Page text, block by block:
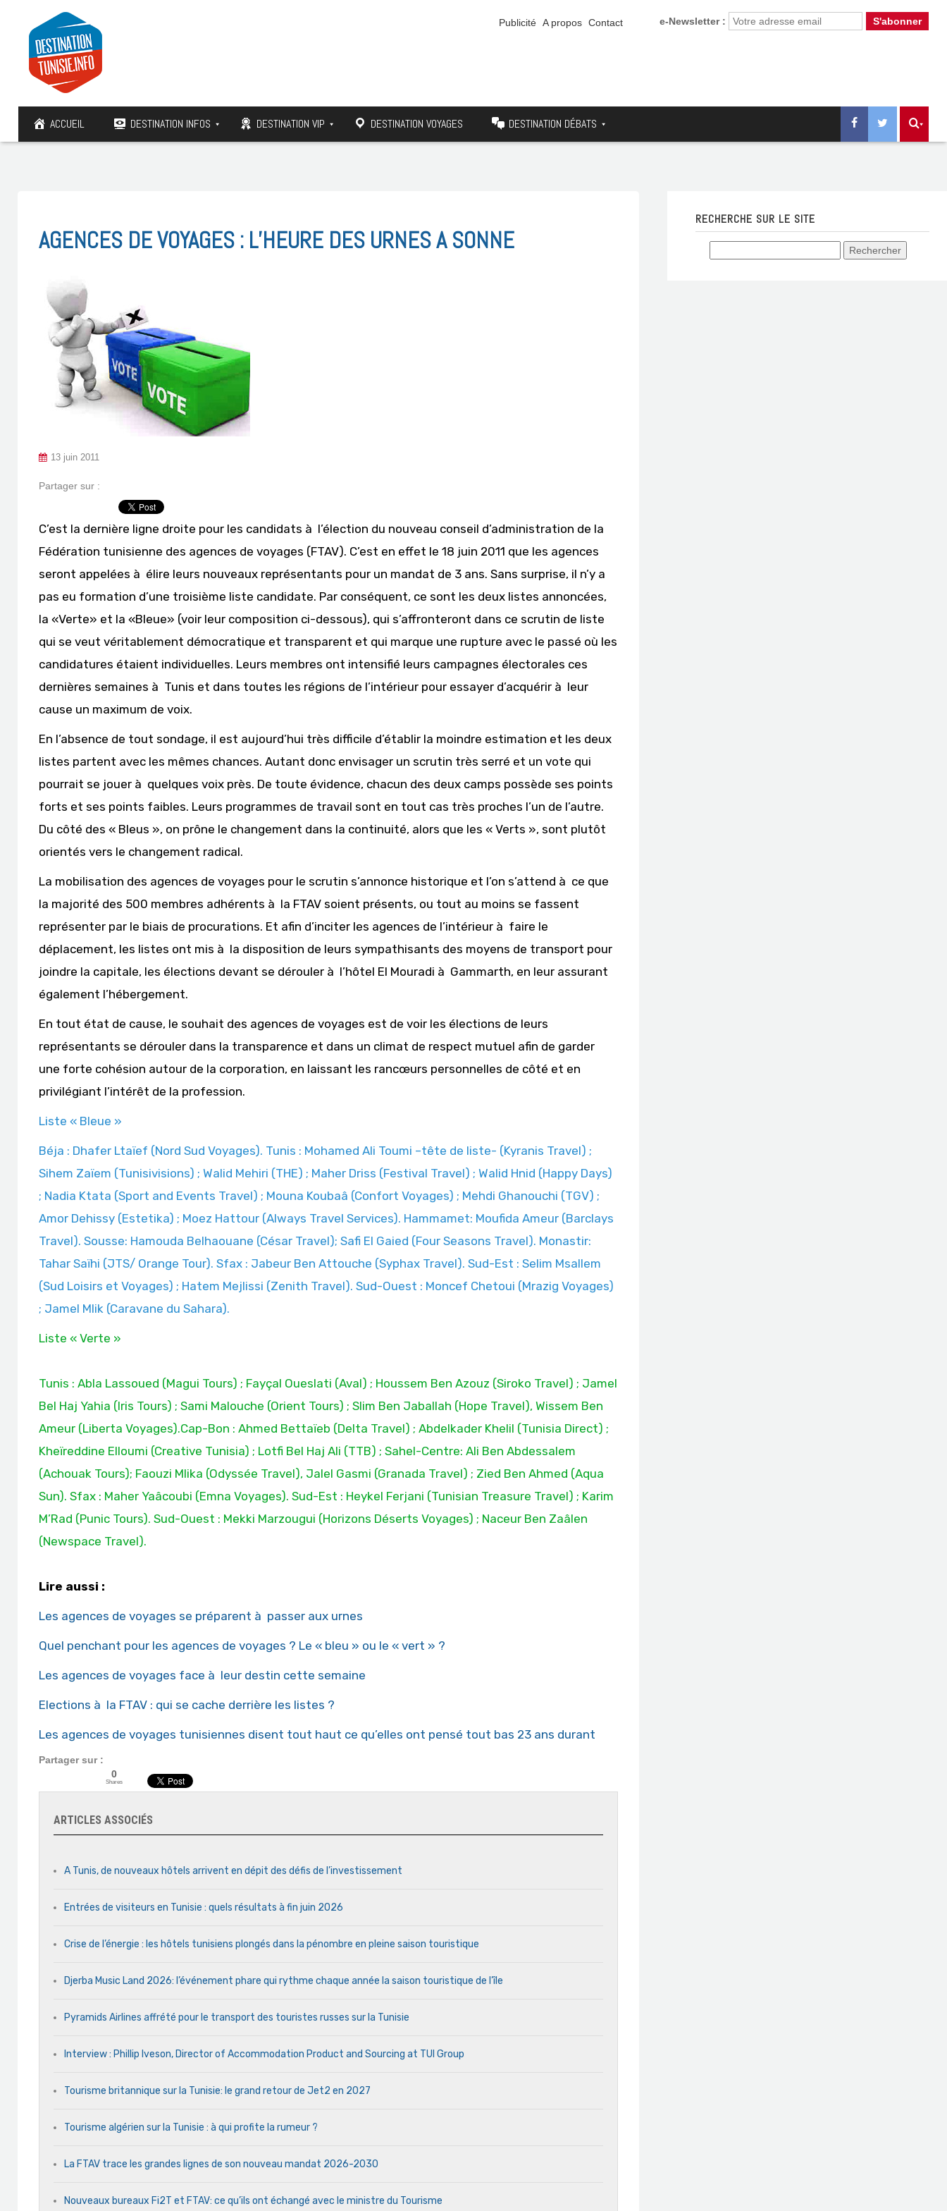
e-Newsletter :
Publicité A propos Contact
ACCUEIL DESTINATION INFOS DESTINATION VIP DESTINATION VOYAGES DESTINATION DÉBATS
AGENCES DE VOYAGES : L’HEURE DES URNES A SONNE
13 juin 2011
Partager sur :
C’est la dernière ligne droite pour les candidats à l’élection du nouveau conseil d’administration de la
Fédération tunisienne des agences de voyages (FTAV). C’est en effet le 18 juin 2011 que les agences
seront appelées à élire leurs nouveaux représentants pour un mandat de 3 ans. Sans surprise, il n’y a
pas eu formation d’une troisième liste candidate. Par conséquent, ce sont les deux listes annoncées,
la «Verte» et la «Bleue» (voir leur composition ci-dessous), qui s’affronteront dans ce scrutin de liste
qui se veut véritablement démocratique et transparent et qui marque une rupture avec le passé où les
candidatures étaient individuelles. Leurs membres ont intensifié leurs campagnes électorales ces
dernières semaines à Tunis et dans toutes les régions de l’intérieur pour essayer d’acquérir à leur
cause un maximum de voix.
En l’absence de tout sondage, il est aujourd’hui très difficile d’établir la moindre estimation et les deux
listes partent avec les mêmes chances. Autant donc envisager un scrutin très serré et un vote qui
pourrait se jouer à quelques voix près. De toute évidence, chacun des deux camps possède ses points
forts et ses points faibles. Leurs programmes de travail sont en tout cas très proches l’un de l’autre.
Du côté des « Bleus », on prône le changement dans la continuité, alors que les « Verts », sont plutôt
orientés vers le changement radical.
La mobilisation des agences de voyages pour le scrutin s’annonce historique et l’on s’attend à ce que
la majorité des 500 membres adhérents à la FTAV soient présents, ou tout au moins se fassent
représenter par le biais de procurations. Et afin d’inciter les agences de l’intérieur à faire le
déplacement, les listes ont mis à la disposition de leurs sympathisants des moyens de transport pour
joindre la capitale, les élections devant se dérouler à l’hôtel El Mouradi à Gammarth, en leur assurant
également l’hébergement.
En tout état de cause, le souhait des agences de voyages est de voir les élections de leurs
représentants se dérouler dans la transparence et dans un climat de respect mutuel afin de garder
une forte cohésion autour de la corporation, en laissant les rancœurs personnelles de côté et en
privilégiant l’intérêt de la profession.
Liste « Bleue »
Béja : Dhafer Ltaïef (Nord Sud Voyages). Tunis : Mohamed Ali Toumi –tête de liste- (Kyranis Travel) ;
Sihem Zaïem (Tunisivisions) ; Walid Mehiri (THE) ; Maher Driss (Festival Travel) ; Walid Hnid (Happy Days)
; Nadia Ktata (Sport and Events Travel) ; Mouna Koubaâ (Confort Voyages) ; Mehdi Ghanouchi (TGV) ;
Amor Dehissy (Estetika) ; Moez Hattour (Always Travel Services). Hammamet: Moufida Ameur (Barclays
Travel). Sousse: Hamouda Belhaouane (César Travel); Safi El Gaied (Four Seasons Travel). Monastir:
Tahar Saïhi (JTS/ Orange Tour). Sfax : Jabeur Ben Attouche (Syphax Travel). Sud-Est : Selim Msallem
(Sud Loisirs et Voyages) ; Hatem Mejlissi (Zenith Travel). Sud-Ouest : Moncef Chetoui (Mrazig Voyages)
; Jamel Mlik (Caravane du Sahara).
Liste « Verte »
Tunis : Abla Lassoued (Magui Tours) ; Fayçal Oueslati (Aval) ; Houssem Ben Azouz (Siroko Travel) ; Jamel
Bel Haj Yahia (Iris Tours) ; Sami Malouche (Orient Tours) ; Slim Ben Jaballah (Hope Travel), Wissem Ben
Ameur (Liberta Voyages).Cap-Bon : Ahmed Bettaïeb (Delta Travel) ; Abdelkader Khelil (Tunisia Direct) ;
Kheïreddine Elloumi (Creative Tunisia) ; Lotfi Bel Haj Ali (TTB) ; Sahel-Centre: Ali Ben Abdessalem
(Achouak Tours); Faouzi Mlika (Odyssée Travel), Jalel Gasmi (Granada Travel) ; Zied Ben Ahmed (Aqua
Sun). Sfax : Maher Yaâcoubi (Emna Voyages). Sud-Est : Heykel Ferjani (Tunisian Treasure Travel) ; Karim
M’Rad (Punic Tours). Sud-Ouest : Mekki Marzougui (Horizons Déserts Voyages) ; Naceur Ben Zaâlen
(Newspace Travel).
Lire aussi :
Les agences de voyages se préparent à passer aux urnes
Quel penchant pour les agences de voyages ? Le « bleu » ou le « vert » ?
Les agences de voyages face à leur destin cette semaine
Elections à la FTAV : qui se cache derrière les listes ?
Les agences de voyages tunisiennes disent tout haut ce qu’elles ont pensé tout bas 23 ans durant
Partager sur :
0
Shares
ARTICLES ASSOCIÉS
A Tunis, de nouveaux hôtels arrivent en dépit des défis de l’investissement
Entrées de visiteurs en Tunisie : quels résultats à fin juin 2026
Crise de l’énergie : les hôtels tunisiens plongés dans la pénombre en pleine saison touristique
Djerba Music Land 2026: l’événement phare qui rythme chaque année la saison touristique de l’île
Pyramids Airlines affrété pour le transport des touristes russes sur la Tunisie
Interview : Phillip Iveson, Director of Accommodation Product and Sourcing at TUI Group
Tourisme britannique sur la Tunisie: le grand retour de Jet2 en 2027
Tourisme algérien sur la Tunisie : à qui profite la rumeur ?
La FTAV trace les grandes lignes de son nouveau mandat 2026-2030
Nouveaux bureaux Fi2T et FTAV: ce qu’ils ont échangé avec le ministre du Tourisme
RECHERCHE SUR LE SITE